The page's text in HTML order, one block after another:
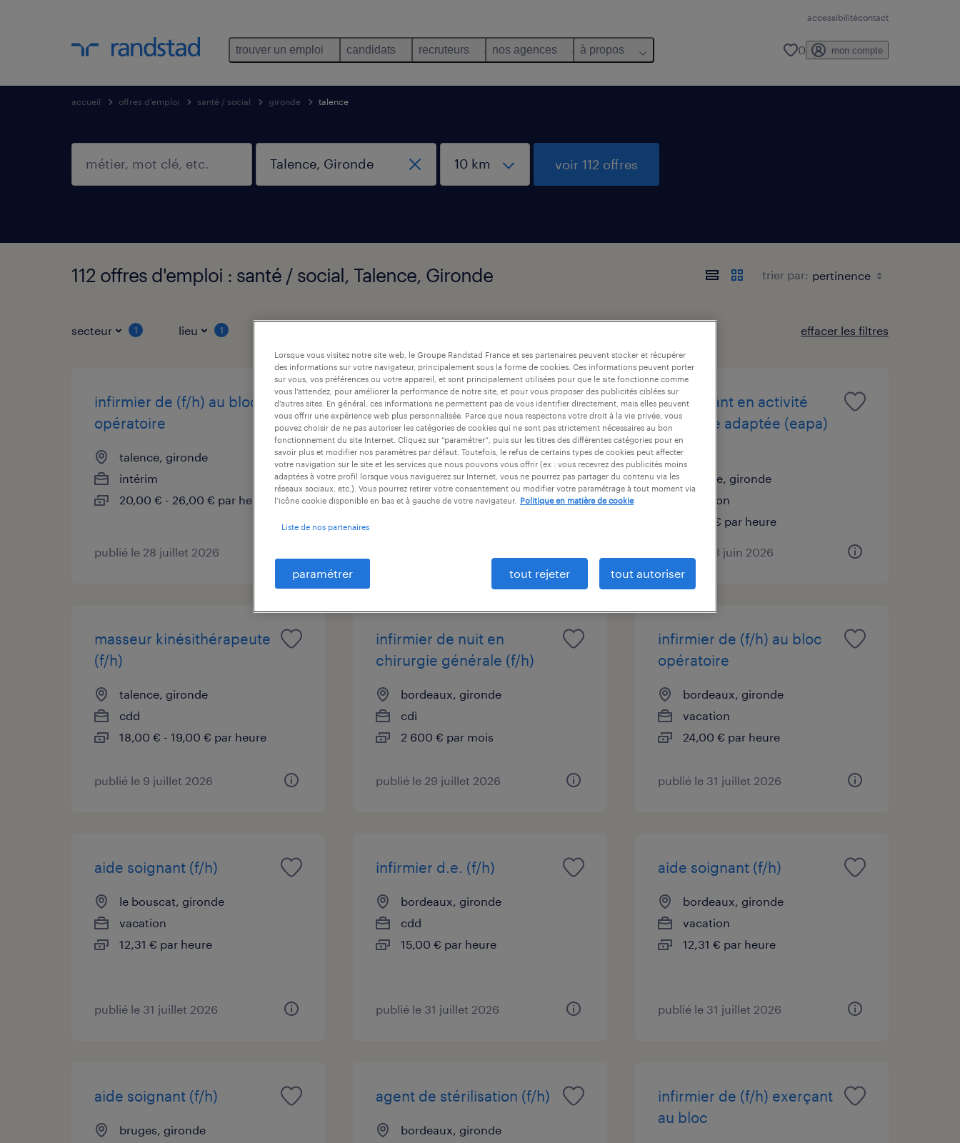
accessibilitécontact
trouver un emploi candidats recruteurs nos agences à propos 0 mon compte
accueil offres d'emploi santé / social gironde talence
voir 112 offres
112 offres d'emploi : santé / social, Talence, Gironde trier par:
secteur 1 lieu 1 effacer les filtres
infirmier de (f/h) au bloc
opératoire
talence, gironde
intérim
20,00 € - 26,00 € par heure
publié le 28 juillet 2026
infirmier de (f/h)
talence, gironde
intérim
20,00 € par heure
enseignant en activité
physique adaptée (eapa)
(f/h)
talence, gironde
vacation
17,35 € par heure
publié le 23 juin 2026
masseur kinésithérapeute
(f/h)
talence, gironde
cdd
18,00 € - 19,00 € par heure
publié le 9 juillet 2026
infirmier de nuit en
chirurgie générale (f/h)
bordeaux, gironde
cdi
2 600 € par mois
publié le 29 juillet 2026
infirmier de (f/h) au bloc
opératoire
bordeaux, gironde
vacation
24,00 € par heure
publié le 31 juillet 2026
aide soignant (f/h)
le bouscat, gironde
vacation
12,31 € par heure
publié le 31 juillet 2026
infirmier d.e. (f/h)
bordeaux, gironde
cdd
15,00 € par heure
publié le 31 juillet 2026
aide soignant (f/h)
bordeaux, gironde
vacation
12,31 € par heure
publié le 31 juillet 2026
aide soignant (f/h)
bruges, gironde
agent de stérilisation (f/h)
bordeaux, gironde
infirmier de (f/h) exerçant
au bloc
Lorsque vous visitez notre site web, le Groupe Randstad France et ses partenaires peuvent stocker et récupérer
des informations sur votre navigateur, principalement sous la forme de cookies. Ces informations peuvent porter
sur vous, vos préférences ou votre appareil, et sont principalement utilisées pour que le site fonctionne comme
vous l’attendez, pour améliorer la performance de notre site, et pour vous proposer des publicités ciblées sur
d’autres sites. En général, ces informations ne permettent pas de vous identifier directement, mais elles peuvent
vous offrir une expérience web plus personnalisée. Parce que nous respectons votre droit à la vie privée, vous
pouvez choisir de ne pas autoriser les catégories de cookies qui ne sont pas strictement nécessaires au bon
fonctionnement du site Internet. Cliquez sur “paramétrer”, puis sur les titres des différentes catégories pour en
savoir plus et modifier nos paramètres par défaut. Toutefois, le refus de certains types de cookies peut affecter
votre navigation sur le site et les services que nous pouvons vous offrir (ex : vous recevrez des publicités moins
adaptées à votre profil lorsque vous naviguerez sur Internet, vous ne pourrez pas partager du contenu via les
réseaux sociaux, etc.). Vous pourrez retirer votre consentement ou modifier votre paramétrage à tout moment via
l’icône cookie disponible en bas et à gauche de votre navigateur.
Politique en matière de cookie
Liste de nos partenaires
paramétrer tout rejeter tout autoriser